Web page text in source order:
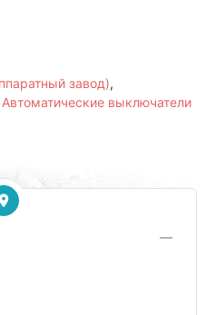
завод),
Автоматические выключатели